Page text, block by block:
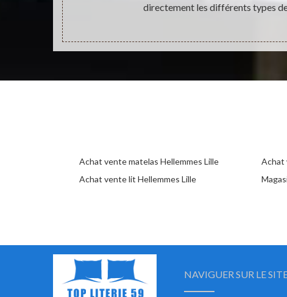
directement les différents types
Achat vente matelas Hellemmes Lille
Achat vente lit Hellemmes Lille
Achat
NAVIGUER SUR LE